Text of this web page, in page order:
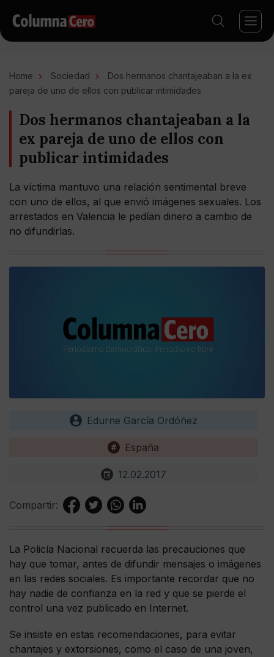
Home Sociedad
Dos hermanos chantajeaban a la ex
pareja de uno de ellos con publicar intimidades
Dos hermanos chantajeaban a la
ex pareja de uno de ellos con
publicar intimidades
La víctima mantuvo una relación sentimental breve
con uno de ellos, al que envió imágenes sexuales. Los
arrestados en Valencia le pedían dinero a cambio de
no difundirlas.
Edurne García Ordóñez
España
12.02.2017
Compartir:
La Policía Nacional recuerda las precauciones que
hay que tomar, antes de difundir mensajes o imágenes
en las redes sociales. Es importante recordar que no
hay nadie de confianza en la red y que se pierde el
control una vez publicado en Internet.
Se insiste en estas recomendaciones, para evitar
chantajes y extorsiones, como el caso de una joven,